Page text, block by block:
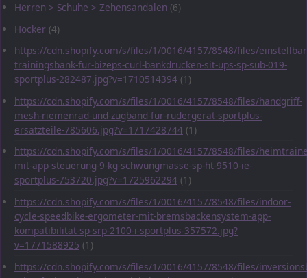
Herren > Schuhe > Zehensandalen (6)
Hocker (4)
https://cdn.shopify.com/s/files/1/0016/4157/8548/files/
trainingsbank-fur-bizeps-curl-bankdrucken-sit-ups-sp-sub-019-
sportplus-282487.jpg?v=1710514394 (1)
https://cdn.shopify.com/s/files/1/0016/4157/8548/files/handgriff-
mesh-riemenrad-und-zugband-fur-rudergerat-sportplus-
ersatzteile-785606.jpg?v=1717428744 (1)
https://cdn.shopify.com/s/files/1/0016/4157/8548/files/
mit-app-steuerung-9-kg-schwungmasse-sp-ht-9510-ie-
sportplus-753720.jpg?v=1725962294 (1)
https://cdn.shopify.com/s/files/1/0016/4157/8548/files/indoor-
cycle-speedbike-ergometer-mit-bremsbackensystem-app-
kompatibilitat-sp-srp-2100-i-sportplus-357572.jpg?
v=1771588925 (1)
https://cdn.shopify.com/s/files/1/0016/4157/8548/files/